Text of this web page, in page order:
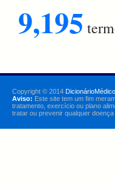
9,195
Copyright © 2014
Aviso: Este site tem um fim
tratamento, exercício ou plano
tratar ou prevenir qualquer